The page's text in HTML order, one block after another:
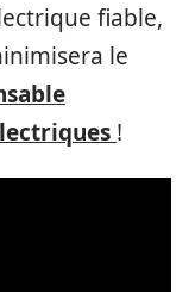
fiable,
le
!